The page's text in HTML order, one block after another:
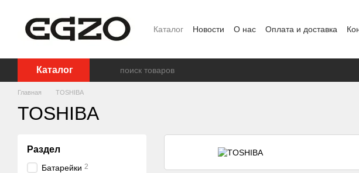
Каталог Новости О нас Оплата и доставка
Каталог
Главная TOSHIBA
TOSHIBA
Раздел
Батарейки 2